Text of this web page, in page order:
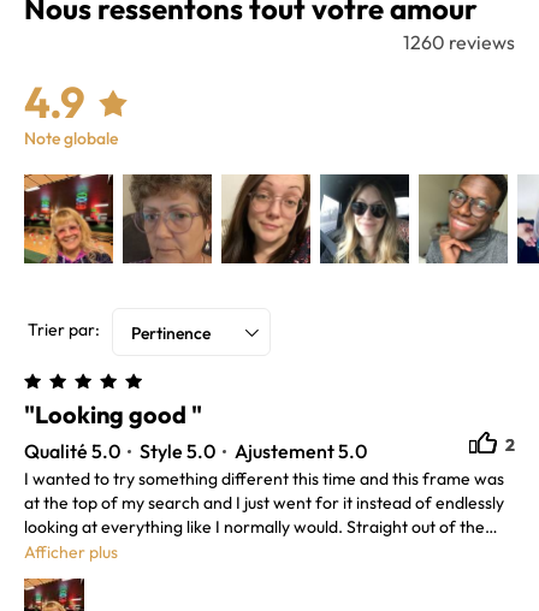
Nous ressentons tout votre amour
1260 reviews
4.9
Note globale
Trier par: Pertinence
"Looking good "
Qualité 5.0 Style 5.0 Ajustement 5.0
2
I wanted to try something different this time and this frame was
at the top of my search and I just went for it instead of endlessly
looking at everything like I normally would. Straight out of the
box they fit perfectly and there was no adjustment period
necessary with my new prescription.
Afficher plus
2